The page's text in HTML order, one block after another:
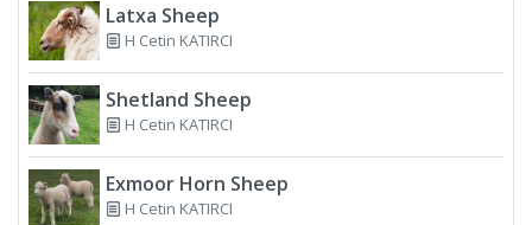
Latxa Sheep
H Cetin KATIRCI
Shetland Sheep
H Cetin KATIRCI
Exmoor Horn Sheep
H Cetin KATIRCI